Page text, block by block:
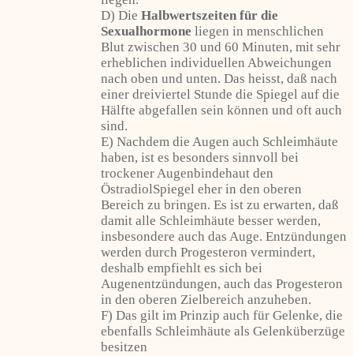
D) Die Halbwertszeiten für die
Sexualhormone liegen in menschlichen
Blut zwischen 30 und 60 Minuten, mit sehr
erheblichen individuellen Abweichungen
nach oben und unten. Das heisst, daß nach
einer dreiviertel Stunde die Spiegel auf die
Hälfte abgefallen sein können und oft auch
sind.
E) Nachdem die Augen auch Schleimhäute
haben, ist es besonders sinnvoll bei
trockener Augenbindehaut den
ÖstradiolSpiegel eher in den oberen
Bereich zu bringen. Es ist zu erwarten, daß
damit alle Schleimhäute besser werden,
insbesondere auch das Auge. Entzündungen
werden durch Progesteron vermindert,
deshalb empfiehlt es sich bei
Augenentzündungen, auch das Progesteron
in den oberen Zielbereich anzuheben.
F) Das gilt im Prinzip auch für Gelenke, die
ebenfalls Schleimhäute als Gelenküberzüge
besitzen